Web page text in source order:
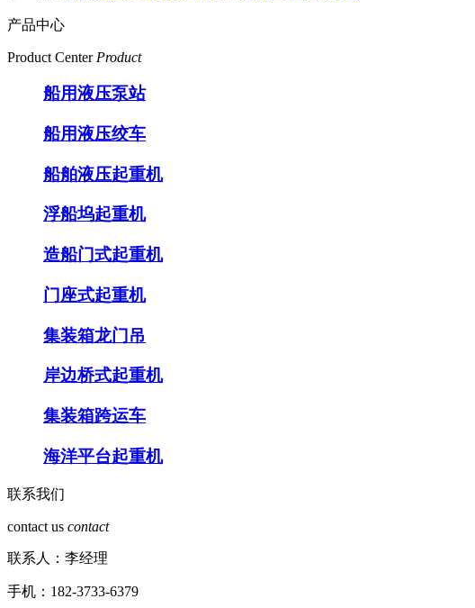
产品中心
Product Center Product
船用液压泵站
船用液压绞车
船舶液压起重机
浮船坞起重机
造船门式起重机
门座式起重机
集装箱龙门吊
岸边桥式起重机
集装箱跨运车
海洋平台起重机
联系我们
contact us contact
联系人：李经理
手机：182-3733-6379